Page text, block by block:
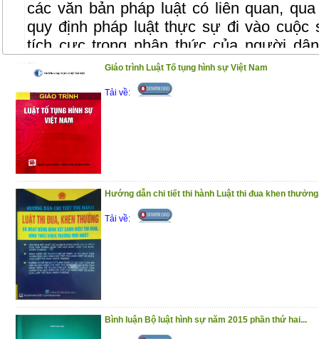
các văn bản pháp luật có liên quan,
quy định pháp luật thực sự đi vào cuộc
tích cực trong nhận thức của người
chống bạo lực gia đình.
Trân trọng giới thiệu đến bạn đọc !
(25/11/2020)
Giáo trình Luật Tố tụng hình sự Việt Nam
Tải về:
Hướng dẫn chi tiết thi hành Luật thi đua khen
Tải về:
Bình luận Bộ luật hình sự năm 2015 phần thứ hai...